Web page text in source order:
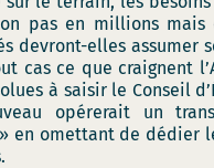
pas en millions mais
devront-elles assumer
cas ce que craignent
à saisir le Conseil
opérerait un
en omettant de dédier